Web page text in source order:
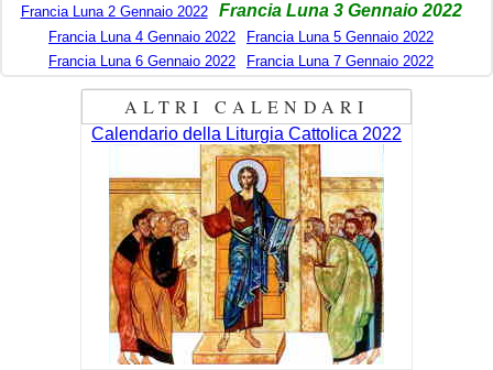
Francia Luna 2 Gennaio 2022
Francia Luna 3 Gennaio 2022
Francia Luna 4 Gennaio 2022
Francia Luna 5 Gennaio 2022
Francia Luna 6 Gennaio 2022
Francia Luna 7 Gennaio 2022
ALTRI CALENDARI
Calendario della Liturgia Cattolica 2022